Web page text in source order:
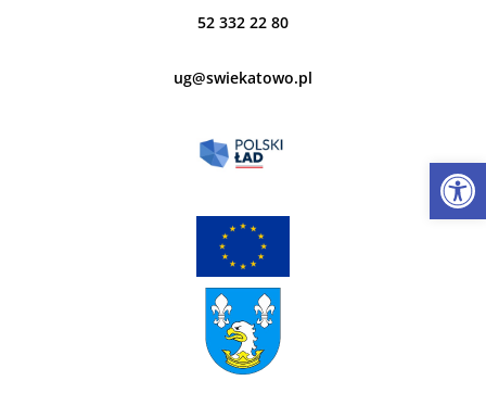
52 332 22 80
ug@swiekatowo.pl